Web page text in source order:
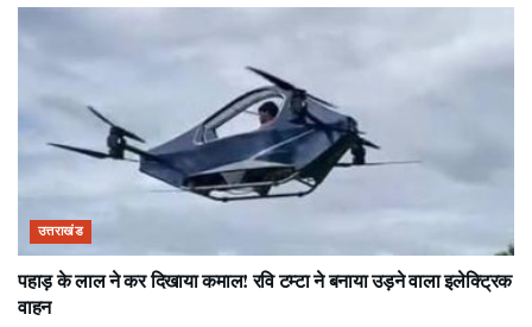
उत्तराखंड
पहाड़ के लाल ने कर दिखाया कमाल! रवि टम्टा ने बनाया उड़ने वाला इलेक्ट्रिक
वाहन